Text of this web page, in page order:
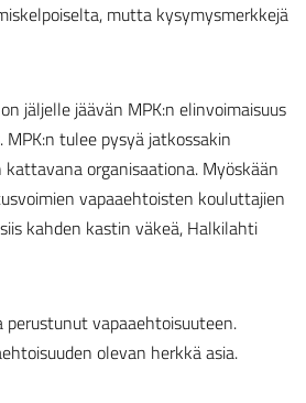
mutta kysymysmerkkejä
jäljelle jäävän MPK:n elinvoimaisuus
tulee pysyä jatkossakin
organisaationa. Myöskään
vapaaehtoisten kouluttajien
kahden kastin väkeä, Halkilahti
perustunut vapaaehtoisuuteen.
olevan herkkä asia.